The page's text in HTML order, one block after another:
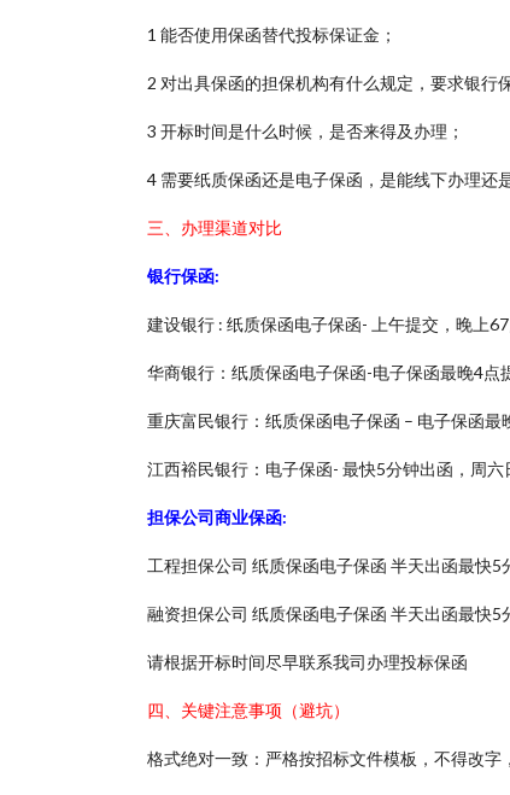
1 能否使用保函替代投标保证金；
2 对出具保函的担保机构有什么规定，要求银行
3 开标时间是什么时候，是否来得及办理；
4 需要纸质保函还是电子保函，是能线下办理还
三、办理渠道对比
银行保函:
建设银行 : 纸质保函电子保函- 上午提交，晚上
华商银行：纸质保函电子保函-电子保函最晚4
重庆富民银行：纸质保函电子保函 – 电子保函
江西裕民银行：电子保函- 最快5分钟出函，周
担保公司商业保函:
工程担保公司 纸质保函电子保函 半天出函最快
融资担保公司 纸质保函电子保函 半天出函最快
请根据开标时间尽早联系我司办理投标保函
四、关键注意事项（避坑）
格式绝对一致：严格按招标文件模板，不得改字